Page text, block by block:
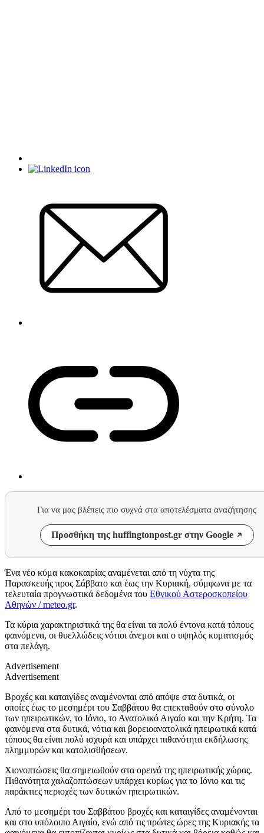
Για να μας βλέπεις πιο συχνά στα αποτελέσματα αναζήτησης
Προσθήκη της huffingtonpost.gr στην Google
Ένα νέο κύμα κακοκαιρίας αναμένεται από τη νύχτα της
Παρασκευής προς Σάββατο και έως την Κυριακή, σύμφωνα με τα
τελευταία προγνωστικά δεδομένα του Εθνικού Αστεροσκοπείου
Αθηνών / meteo.gr.
Τα κύρια χαρακτηριστικά της θα είναι τα πολύ έντονα κατά τόπους
φαινόμενα, οι θυελλώδεις νότιοι άνεμοι και ο υψηλός κυματισμός
στα πελάγη.
Advertisement
Advertisement
Βροχές και καταιγίδες αναμένονται από απόψε στα δυτικά, οι
οποίες έως το μεσημέρι του Σαββάτου θα επεκταθούν στο σύνολο
των ηπειρωτικών, το Ιόνιο, το Ανατολικό Αιγαίο και την Κρήτη. Τα
φαινόμενα στα δυτικά, νότια και βορειοανατολικά ηπειρωτικά κατά
τόπους θα είναι πολύ ισχυρά και υπάρχει πιθανότητα εκδήλωσης
πλημμυρών και κατολισθήσεων.
Χιονοπτώσεις θα σημειωθούν στα ορεινά της ηπειρωτικής χώρας.
Πιθανότητα χαλαζοπτώσεων υπάρχει κυρίως για το Ιόνιο και τις
παράκτιες περιοχές των δυτικών ηπειρωτικών.
Από το μεσημέρι του Σαββάτου βροχές και καταιγίδες αναμένονται
και στο υπόλοιπο Αιγαίο, ενώ από τις πρώτες ώρες της Κυριακής τα